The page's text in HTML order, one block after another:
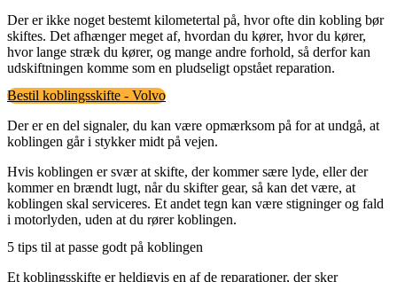
Der er ikke noget bestemt kilometertal på, hvor ofte din kobling bør
skiftes. Det afhænger meget af, hvordan du kører, hvor du kører,
hvor lange stræk du kører, og mange andre forhold, så derfor kan
udskiftningen komme som en pludseligt opstået reparation.
Bestil koblingsskifte - Volvo
Der er en del signaler, du kan være opmærksom på for at undgå, at
koblingen går i stykker midt på vejen.
Hvis koblingen er svær at skifte, der kommer sære lyde, eller der
kommer en brændt lugt, når du skifter gear, så kan det være, at
koblingen skal serviceres. Et andet tegn kan være stigninger og fald
i motorlyden, uden at du rører koblingen.
5 tips til at passe godt på koblingen
Et koblingsskifte er heldigvis en af de reparationer, der sker